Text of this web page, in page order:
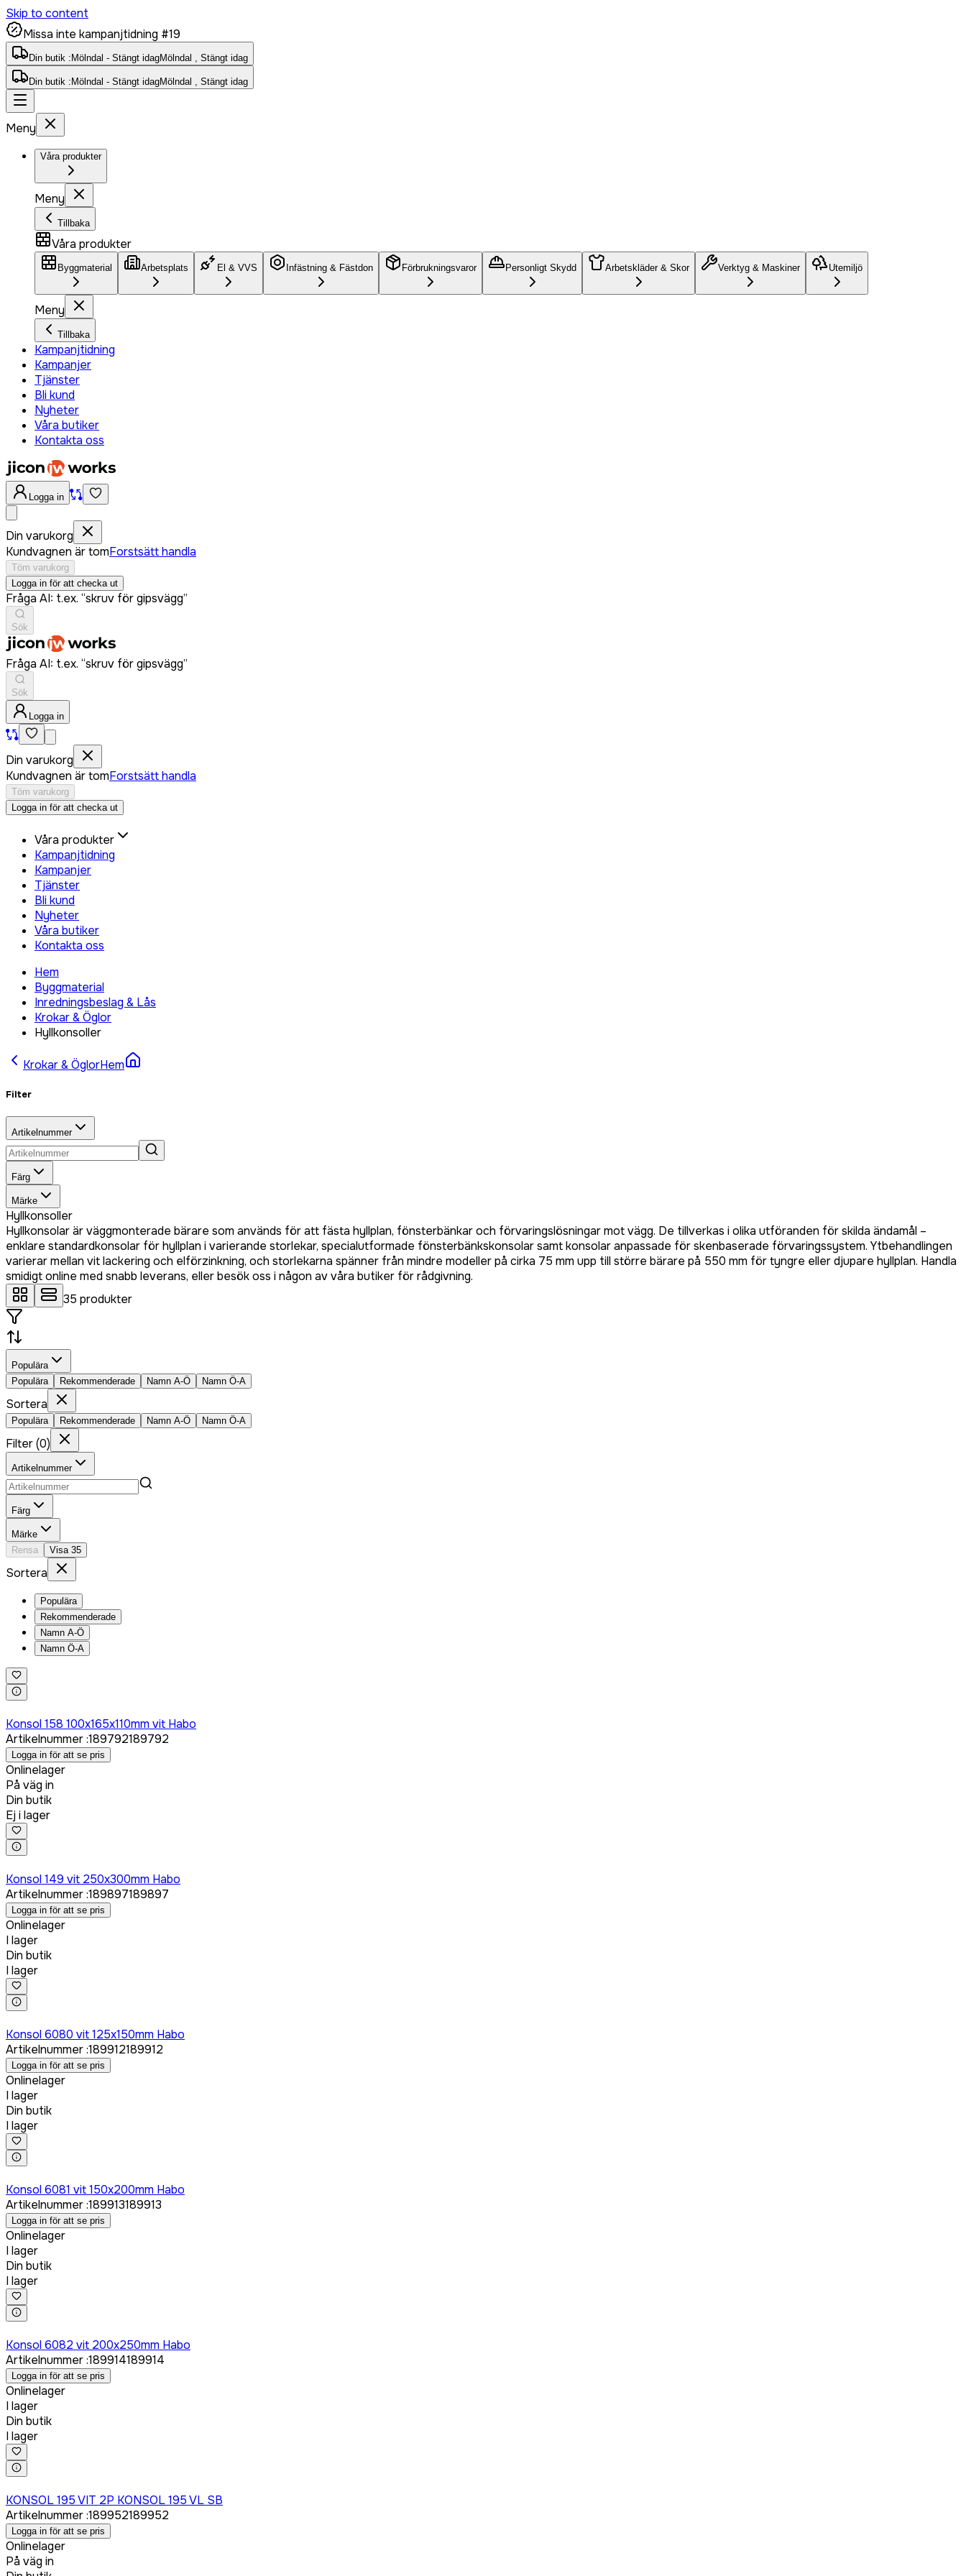
Skip to content
Missa inte kampanjtidning #19
Din butik : Mölndal - Stängt idagMölndal , Stängt idag
Din butik : Mölndal - Stängt idagMölndal , Stängt idag
Meny
Våra produkter
Meny
Tillbaka
Våra produkter
Byggmaterial Arbetsplats El & VVS Infästning & Fästdon Förbrukningsvaror Personligt Skydd Arbetskläder & Skor Verktyg & Maskiner Utemiljö
Meny
Tillbaka
Kampanjtidning
Kampanjer
Tjänster
Bli kund
Nyheter
Våra butiker
Kontakta oss
Logga in
Din varukorg
Kundvagnen är tomForstsätt handla
Töm varukorg
Logga in för att checka ut
Fråga AI: t.ex. “skruv för gipsvägg”
Sök
Fråga AI: t.ex. “skruv för gipsvägg”
Sök
Logga in
Din varukorg
Kundvagnen är tomForstsätt handla
Töm varukorg
Logga in för att checka ut
Våra produkter
Kampanjtidning
Kampanjer
Tjänster
Bli kund
Nyheter
Våra butiker
Kontakta oss
Hem
Byggmaterial
Inredningsbeslag & Lås
Krokar & Öglor
Hyllkonsoller
Krokar & ÖglorHem
Filter
Artikelnummer
Färg
Märke
Hyllkonsoller
Hyllkonsolar är väggmonterade bärare som används för att fästa hyllplan, fönsterbänkar och förvaringslösningar mot vägg. De tillverkas i olika utföranden för skilda ändamål –
enklare standardkonsolar för hyllplan i varierande storlekar, specialutformade fönsterbänkskonsolar samt konsolar anpassade för skenbaserade förvaringssystem. Ytbehandlingen
varierar mellan vit lackering och elförzinkning, och storlekarna spänner från mindre modeller på cirka 75 mm upp till större bärare på 550 mm för tyngre eller djupare hyllplan. Handla
smidigt online med snabb leverans, eller besök oss i någon av våra butiker för rådgivning.
35 produkter
Populära
Populära
Rekommenderade Namn A-Ö Namn Ö-A
Sortera
Populära Rekommenderade Namn A-Ö Namn Ö-A
Filter(0)
Artikelnummer
Färg
Märke
Rensa
Visa 35
Sortera
Populära
Rekommenderade
Namn A-Ö
Namn Ö-A
Konsol 158 100x165x110mm vit Habo
Artikelnummer:189792189792
Logga in för att se pris
Onlinelager
På väg in
Din butik
Ej i lager
Konsol 149 vit 250x300mm Habo
Artikelnummer:189897189897
Logga in för att se pris
Onlinelager
I lager
Din butik
I lager
Konsol 6080 vit 125x150mm Habo
Artikelnummer:189912189912
Logga in för att se pris
Onlinelager
I lager
Din butik
I lager
Konsol 6081 vit 150x200mm Habo
Artikelnummer:189913189913
Logga in för att se pris
Onlinelager
I lager
Din butik
I lager
Konsol 6082 vit 200x250mm Habo
Artikelnummer:189914189914
Logga in för att se pris
Onlinelager
I lager
Din butik
I lager
KONSOL 195 VIT 2P KONSOL 195 VL SB
Artikelnummer:189952189952
Logga in för att se pris
Onlinelager
På väg in